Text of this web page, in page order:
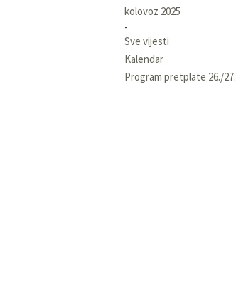
kolovoz 2025
Sve vijesti
Kalendar
Program pretplate 26./27.